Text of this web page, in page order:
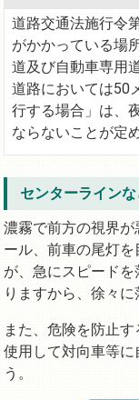
道路交通法施行令
がかかっている場
道及び自動車専用
道路においては50
行する場合」は、
ならないことが定
センターライン
濃霧で前方の視界
ール、前車の尾灯
が、急にスピード
りますから、徐々に
また、危険を防止
使用して対向車等に
う。